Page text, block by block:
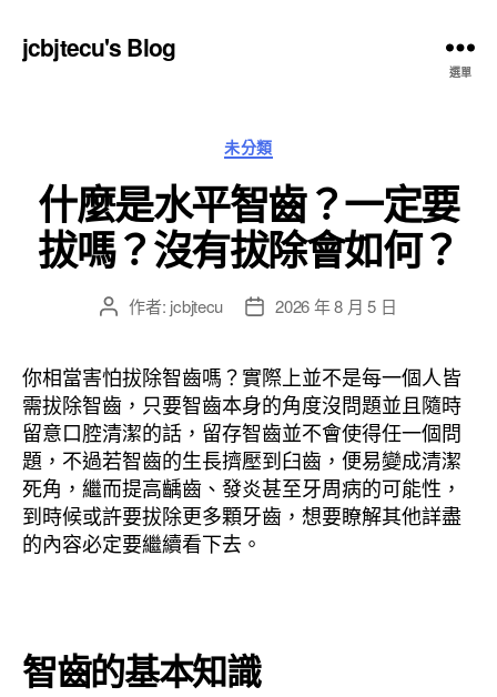
jcbjtecu's Blog
選單
分
類
未分類
什麼是水平智齒？一定要
拔嗎？沒有拔除會如何？
文
者
作者: jcbjtecu
文
佈
日
期
2026 年 8 月 5 日
你相當害怕拔除智齒嗎？實際上並不是每一個人皆
需拔除智齒，只要智齒本身的角度沒問題並且隨時
留意口腔清潔的話，留存智齒並不會使得任一個問
題，不過若智齒的生長擠壓到臼齒，便易變成清潔
死角，繼而提高齲齒、發炎甚至牙周病的可能性，
到時候或許要拔除更多顆牙齒，想要瞭解其他詳盡
的內容必定要繼續看下去。
智齒的基本知識